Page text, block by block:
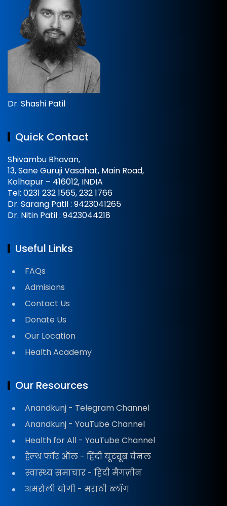
Dr. Shashi Patil
Quick Contact
Shivambu Bhavan,
13, Sane Guruji Vasahat, Main Road,
Kolhapur – 416012, INDIA
Tel: 0231 232 1565, 232 1766
Dr. Sarang Patil : 9423041265
Dr. Nitin Patil : 9423044218
Useful Links
FAQs
Admisions
Contact Us
Donate Us
Our Location
Health Academy
Our Resources
Anandkunj - Telegram Channel
Anandkunj - YouTube Channel
Health for All - YouTube Channel
हेल्थ फॉर ऑल - हिंदी यूट्यूब चैनल
स्वास्थ्य समाचार - हिंदी मैगज़ीन
अमरोली योगी - मराठी ब्लॉग